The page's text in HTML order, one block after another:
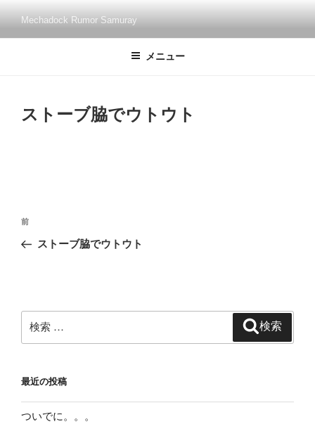
テ
Mechadock Rumor Samuray
メニュー
ストーブ脇でウトウト
投
ー
シ
過
去
前
ストーブ脇でウトウト
検
索:
検索
最近の投稿
ついでに。。。